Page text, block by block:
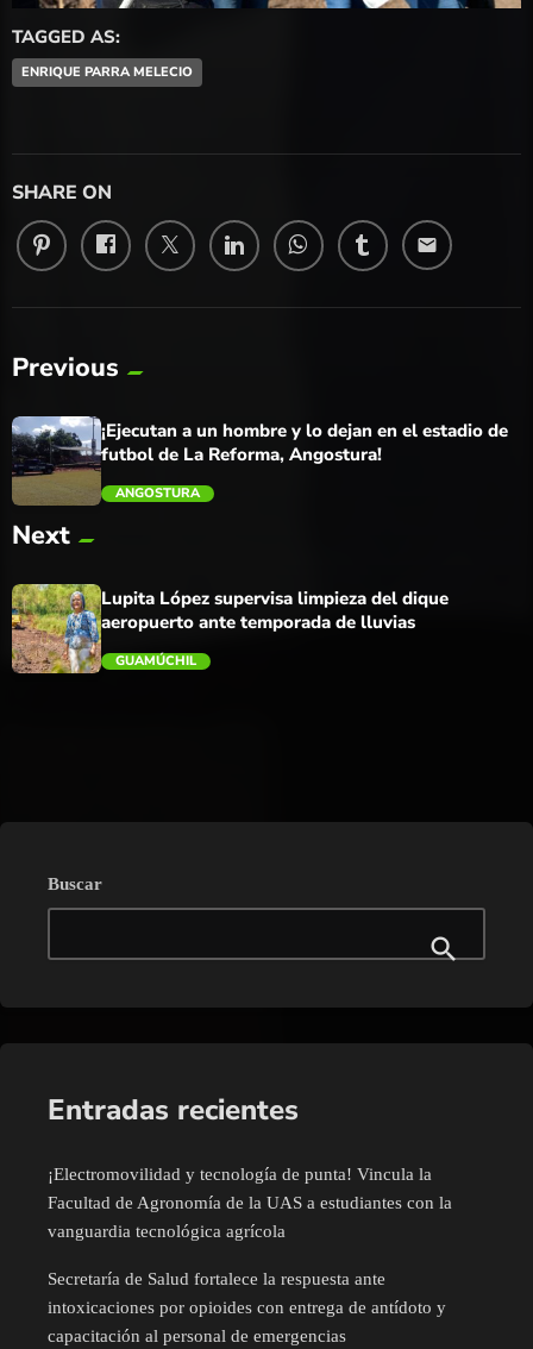
TAGGED AS:
ENRIQUE PARRA MELECIO
SHARE ON
email
Previous
¡Ejecutan a un hombre y lo dejan en el estadio de
futbol de La Reforma, Angostura!
ANGOSTURA
Next
Lupita López supervisa limpieza del dique
aeropuerto ante temporada de lluvias
GUAMÚCHIL
Buscar
Entradas recientes
¡Electromovilidad y tecnología de punta! Vincula la
Facultad de Agronomía de la UAS a estudiantes con la
vanguardia tecnológica agrícola
Secretaría de Salud fortalece la respuesta ante
intoxicaciones por opioides con entrega de antídoto y
capacitación al personal de emergencias